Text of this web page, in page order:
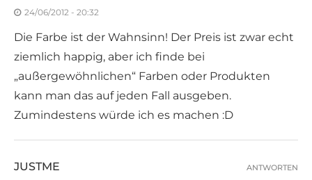
24/06/2012 - 20:32
Die Farbe ist der Wahnsinn! Der Preis ist zwar echt
ziemlich happig, aber ich finde bei
„außergewöhnlichen“ Farben oder Produkten
kann man das auf jeden Fall ausgeben.
Zumindestens würde ich es machen :D
JUSTME ANTWORTEN